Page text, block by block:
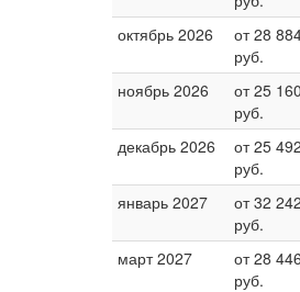
октябрь 2026
от 28
руб.
ноябрь 2026
от 25 160
руб.
декабрь 2026
от 25 492
руб.
январь 2027
от 32 242
руб.
март 2027
от 28 446
руб.